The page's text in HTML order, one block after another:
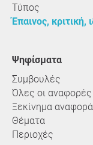
Τύπος
Έπαινος, κριτική,
Ψηφίσματα
Συμβουλές
Όλες οι αναφορές
Ξεκίνημα
Θέματα
Περιοχές